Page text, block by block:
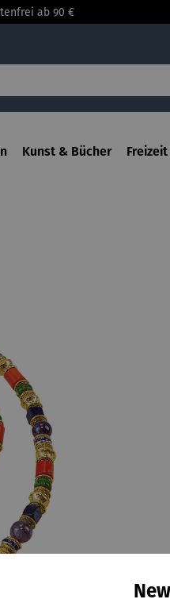
ab 90 €
Kunst & Bücher